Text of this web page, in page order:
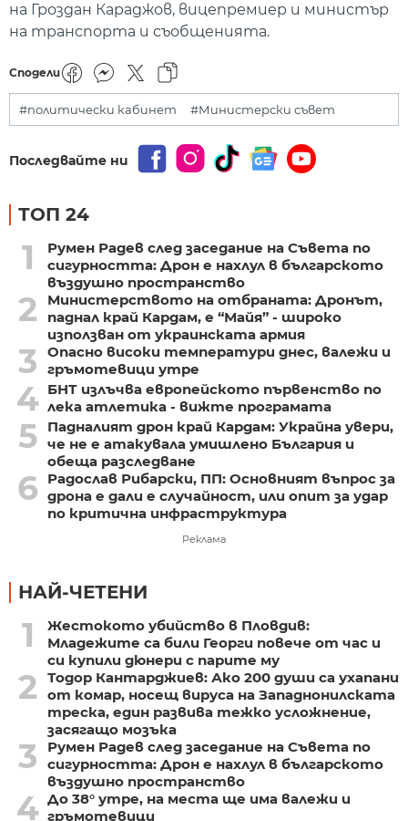
на Гроздан Караджов, вицепремиер и министър
на транспорта и съобщенията.
Сподели
#политически кабинет #Министерски съвет
Последвайте ни
ТОП 24
1
Румен Радев след заседание на Съвета по
сигурността: Дрон е нахлул в българското
въздушно пространство
2
Министерството на отбраната: Дронът,
паднал край Кардам, е “Майя” - широко
използван от украинската армия
3
Опасно високи температури днес, валежи и
гръмотевици утре
4 БНТ излъчва европейското първенство по
лека атлетика - вижте програмата
5
Падналият дрон край Кардам: Украйна увери,
че не е атакувала умишлено България и
обеща разследване
6
Радослав Рибарски, ПП: Основният въпрос за
дрона е дали е случайност, или опит за удар
по критична инфраструктура
Реклама
НАЙ-ЧЕТЕНИ
1
Жестокото убийство в Пловдив:
Младежите са били Георги повече от час и
си купили дюнери с парите му
2
Тодор Кантарджиев: Ако 200 души са ухапани
от комар, носещ вируса на Западнонилската
треска, един развива тежко усложнение,
засягащо мозъка
3
Румен Радев след заседание на Съвета по
сигурността: Дрон е нахлул в българското
въздушно пространство
4 До 38° утре, на места ще има валежи и
гръмотевици